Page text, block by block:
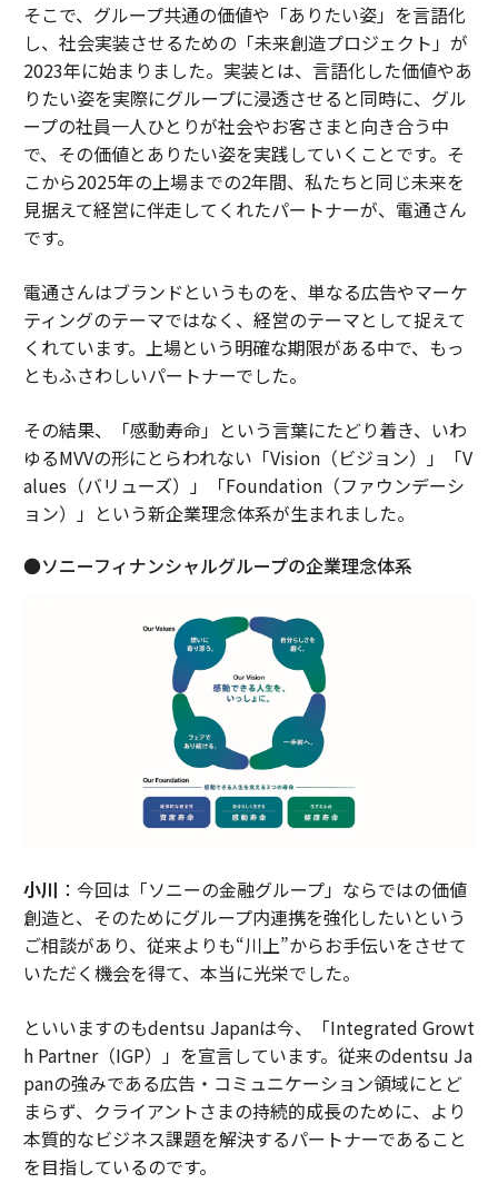
そこで、グループ共通の価値や「ありたい姿」を言語化
し、社会実装させるための「未来創造プロジェクト」が
2023年に始まりました。実装とは、言語化した価値やあ
りたい姿を実際にグループに浸透させると同時に、グル
ープの社員一人ひとりが社会やお客さまと向き合う中
で、その価値とありたい姿を実践していくことです。そ
こから2025年の上場までの2年間、私たちと同じ未来を
見据えて経営に伴走してくれたパートナーが、電通さん
です。
電通さんはブランドというものを、単なる広告やマーケ
ティングのテーマではなく、経営のテーマとして捉えて
くれています。上場という明確な期限がある中で、もっ
ともふさわしいパートナーでした。
その結果、「感動寿命」という言葉にたどり着き、いわ
ゆるMVVの形にとらわれない「Vision（ビジョン）」「V
alues（バリューズ）」「Foundation（ファウンデーシ
ョン）」という新企業理念体系が生まれました。
●ソニーフィナンシャルグループの企業理念体系
小川 ：今回は「ソニーの金融グループ」ならではの価値
創造と、そのためにグループ内連携を強化したいという
ご相談があり、従来よりも“川上”からお手伝いをさせて
いただく機会を得て、本当に光栄でした。
といいますのもdentsu Japanは今、「Integrated Growt
h Partner（IGP）」を宣言しています。従来のdentsu Ja
panの強みである広告・コミュニケーション領域にとど
まらず、クライアントさまの持続的成長のために、より
本質的なビジネス課題を解決するパートナーであること
を目指しているのです。